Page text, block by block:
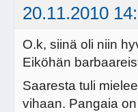
20.11.2010
O.k, siinä oli niin
Eiköhän
Saaresta tuli
vihaan. Pangaia